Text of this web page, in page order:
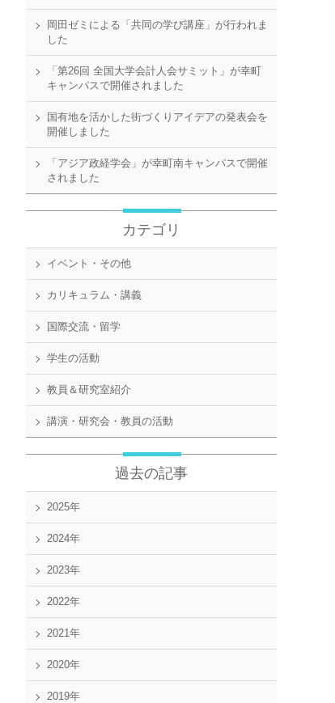
岡田ゼミによる「共同の学び講座」が行われま
した
「第26回 全国大学会計人会サミット」が幸町
キャンパスで開催されました
国有地を活かした街づくりアイデアの発表会を
開催しました
「アジア政経学会」が幸町南キャンパスで開催
されました
カテゴリ
イベント・その他
カリキュラム・講義
国際交流・留学
学生の活動
教員＆研究室紹介
講演・研究会・教員の活動
過去の記事
2025年
2024年
2023年
2022年
2021年
2020年
2019年